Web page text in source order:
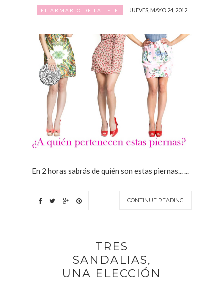
EL ARMARIO DE LA TELE JUEVES, MAYO 24, 2012
En 2 horas sabrás de quién son estas piernas... ...
CONTINUE READING
TRES
SANDALIAS,
UNA ELECCIÓN